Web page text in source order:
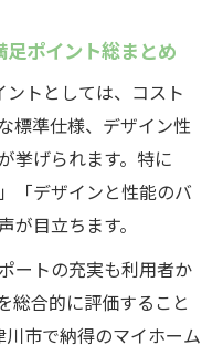
ポイント総まとめ
トとしては、コスト
標準仕様、デザイン性
挙げられます。特に
「デザインと性能のバ
目立ちます。
ートの充実も利用者か
総合的に評価すること
市で納得のマイホーム